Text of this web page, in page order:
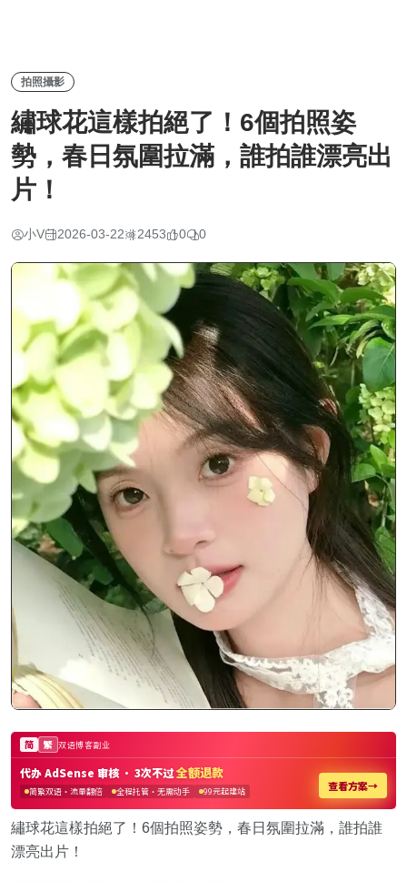
拍照攝影
繡球花這樣拍絕了！6個拍照姿
勢，春日氛圍拉滿，誰拍誰漂亮出
片！
小V 2026-03-22 2453 0 0
繡球花這樣拍絕了！6個拍照姿勢，春日氛圍拉滿，誰拍誰
漂亮出片！